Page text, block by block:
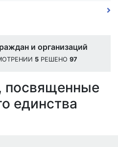
и организаций
5 РЕШЕНО 97
посвященные
единства